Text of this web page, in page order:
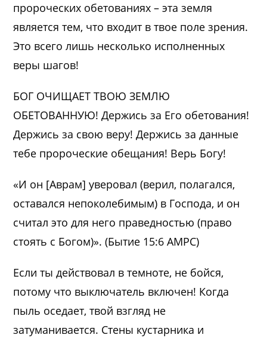
пророческих обетованиях – эта земля
является тем, что входит в твое поле зрения.
Это всего лишь несколько исполненных
веры шагов!
БОГ ОЧИЩАЕТ ТВОЮ ЗЕМЛЮ
ОБЕТОВАННУЮ! Держись за Его обетования!
Держись за свою веру! Держись за данные
тебе пророческие обещания! Верь Богу!
«И он [Аврам] уверовал (верил, полагался,
оставался непоколебимым) в Господа, и он
считал это для него праведностью (право
стоять с Богом)». (Бытие 15:6 AMPC)
Если ты действовал в темноте, не бойся,
потому что выключатель включен! Когда
пыль оседает, твой взгляд не
затуманивается. Стены кустарника и